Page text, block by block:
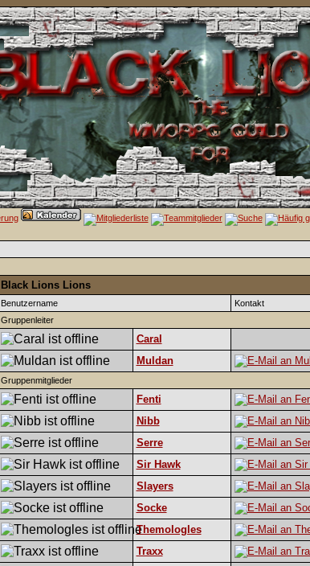
Black Lions Lions
Benutzername
Kontakt
Gruppenleiter
Caral
Muldan
Gruppenmitglieder
Fenti
Nibb
Serre
Sir Hawk
Slayers
Socke
Themologles
Traxx